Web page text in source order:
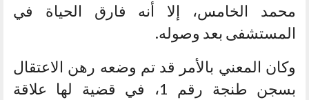
محمد الخامس، إلا أنه فارق الحياة في
المستشفى بعد وصوله.
وكان المعني بالأمر قد تم وضعه رهن الاعتقال
بسجن طنجة رقم 1، في قضية لها علاقة